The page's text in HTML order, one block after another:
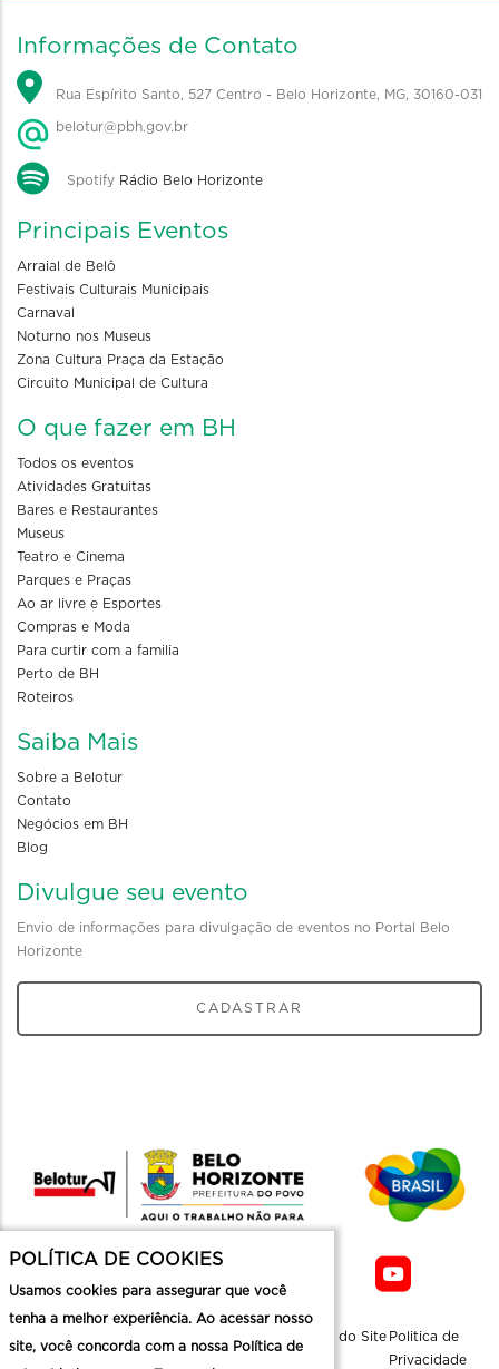
Informações de Contato
Rua Espírito Santo, 527 Centro - Belo Horizonte, MG, 30160-031
belotur@pbh.gov.br
Spotify Rádio Belo Horizonte
Principais Eventos
Arraial de Belô
Festivais Culturais Municipais
Carnaval
Noturno nos Museus
Zona Cultura Praça da Estação
Circuito Municipal de Cultura
O que fazer em BH
Todos os eventos
Atividades Gratuitas
Bares e Restaurantes
Museus
Teatro e Cinema
Parques e Praças
Ao ar livre e Esportes
Compras e Moda
Para curtir com a familia
Perto de BH
Roteiros
Saiba Mais
Sobre a Belotur
Contato
Negócios em BH
Blog
Divulgue seu evento
Envio de informações para divulgação de eventos no Portal Belo
Horizonte
CADASTRAR
Mapa do Site Politica de
Privacidade
POLÍTICA DE COOKIES
Usamos cookies para assegurar que você
tenha a melhor experiência. Ao acessar nosso
site, você concorda com a nossa Política de